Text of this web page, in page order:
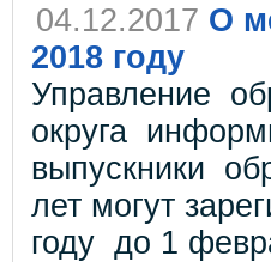
04.12.2017 О
2018 году
Управление
округа
выпускники
лет могут
году до 1